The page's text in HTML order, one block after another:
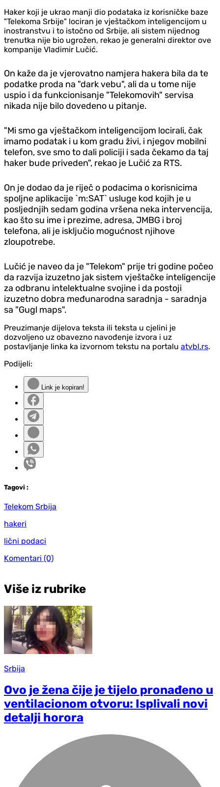
Haker koji je ukrao manji dio podataka iz korisničke baze
"Telekoma Srbije" lociran je vještačkom inteligencijom u
inostranstvu i to istočno od Srbije, ali sistem nijednog
trenutka nije bio ugrožen, rekao je generalni direktor ove
kompanije Vladimir Lučić.
On kaže da je vjerovatno namjera hakera bila da te
podatke proda na "dark vebu", ali da u tome nije
uspio i da funkcionisanje "Telekomovih" servisa
nikada nije bilo dovedeno u pitanje.
"Mi smo ga vještačkom inteligencijom locirali, čak
imamo podatak i u kom gradu živi, i njegov mobilni
telefon, sve smo to dali policiji i sada čekamo da taj
haker bude priveden", rekao je Lučić za RTS.
On je dodao da je riječ o podacima o korisnicima
spoljne aplikacije `m:SAT` usluge kod kojih je u
posljednjih sedam godina vršena neka intervencija,
kao što su ime i prezime, adresa, JMBG i broj
telefona, ali je isključio mogućnost njihove
zloupotrebe.
Lučić je naveo da je "Telekom" prije tri godine počeo
da razvija izuzetno jak sistem vještačke inteligencije
za odbranu intelektualne svojine i da postoji
izuzetno dobra međunarodna saradnja - saradnja
sa "Gugl maps".
Preuzimanje dijelova teksta ili teksta u cjelini je
dozvoljeno uz obavezno navođenje izvora i uz
postavljanje linka ka izvornom tekstu na portalu atvbl.rs.
Podijeli:
Link je kopiran!
Tagovi :
Telekom Srbija
hakeri
lični podaci
Komentari (0)
Više iz rubrike
Srbija
Ovo je žena čije je tijelo pronađeno u
ventilacionom otvoru: Isplivali novi
detalji horora